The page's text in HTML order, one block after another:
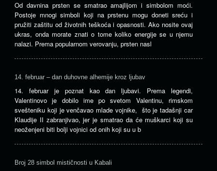
Od davnina prsten se smatrao amajlijom i simbolom moći.
Postoje mnogi simboli koji na prstenu mogu doneti sreću i
pružiti zaštitu od životnih teškoća i opasnosti. Ako nosite ovaj
ukras, onda morate znati o tome koliko energije se u njemu
nalazi. Prema popularnom verovanju, prsten nasl
14. februar – dan duhovne alhemije kroz ljubav
14. februar je poznat kao dan ljubavi. Prema legendi,
Valentinovo je dobilo ime po svetom Valentinu, rimskom
svešteniku koji je venčavao mlade vojnike, što je tadašnji car
Klaudije II zabranjivao, jer je smatrao da će muškarci koji su
neoženjeni biti bolji vojnici od onih koji su u b
Broj 28 simbol mističnosti u Kabali